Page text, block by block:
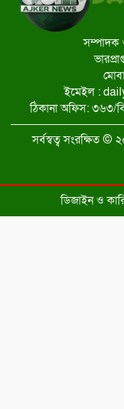
শুধু
সম্পাদক
ইমেইল :
ঠিকানা অফিস: ৩৬৩/
সর্বস্বত্ব সংরক্ষিত
ডিজাইন ও